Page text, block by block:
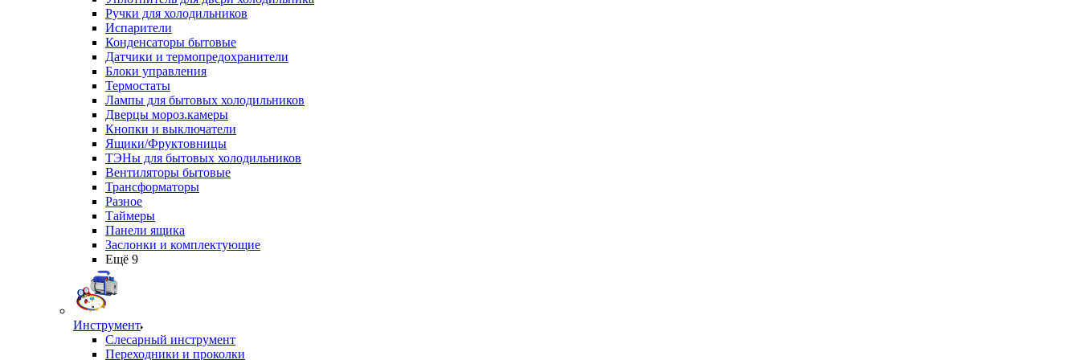
Ручки для холодильников
Испарители
Конденсаторы бытовые
Датчики и термопредохранители
Блоки управления
Термостаты
Лампы для бытовых холодильников
Дверцы мороз.камеры
Кнопки и выключатели
Ящики/Фруктовницы
ТЭНы для бытовых холодильников
Вентиляторы бытовые
Трансформаторы
Разное
Таймеры
Панели ящика
Заслонки и комплектующие
Ещё 9
Инструмент
Слесарный инструмент
Переходники и проколки